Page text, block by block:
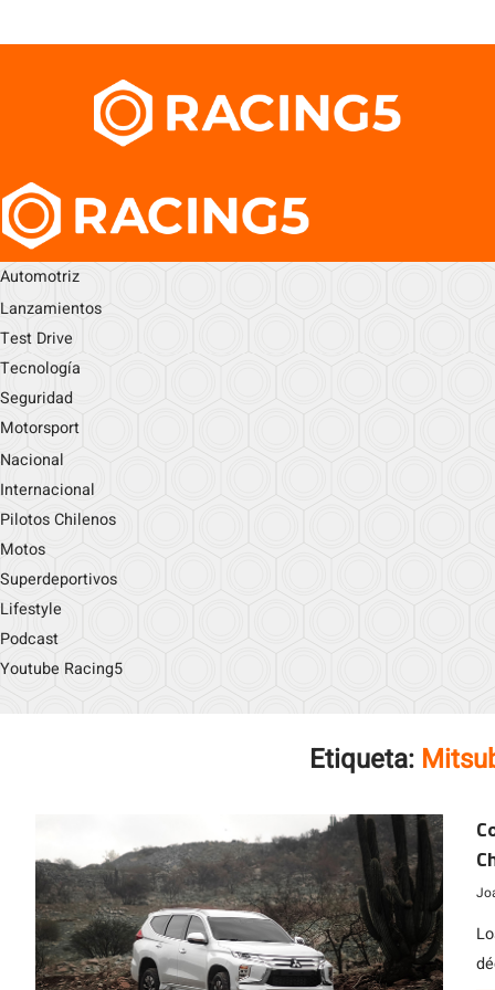
Automotriz
Lanzamientos
Test Drive
Tecnología
Seguridad
Motorsport
Nacional
Internacional
Pilotos Chilenos
Motos
Superdeportivos
Lifestyle
Podcast
Youtube Racing5
Etiqueta: